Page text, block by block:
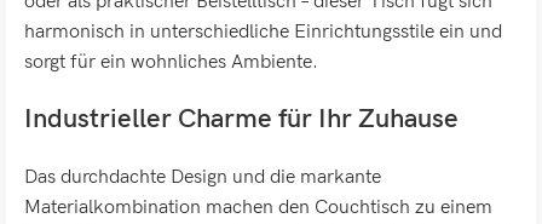
harmonisch in unterschiedliche Einrichtungsstile ein und
sorgt für ein wohnliches Ambiente.
Industrieller Charme für Ihr Zuhause
Das durchdachte Design und die markante
Materialkombination machen den Couchtisch zu einem